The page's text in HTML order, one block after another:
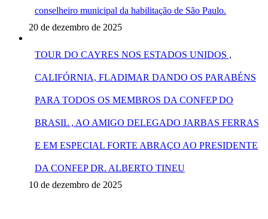
conselheiro municipal da habilitação de São Paulo.
20 de dezembro de 2025
TOUR DO CAYRES NOS ESTADOS UNIDOS ,
CALIFÓRNIA, FLADIMAR DANDO OS PARABÉNS
PARA TODOS OS MEMBROS DA CONFEP DO
BRASIL , AO AMIGO DELEGADO JARBAS FERRAS
E EM ESPECIAL FORTE ABRAÇO AO PRESIDENTE
DA CONFEP DR. ALBERTO TINEU
10 de dezembro de 2025